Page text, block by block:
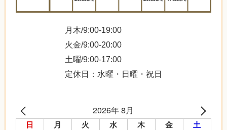
月木/9:00-19:00
火金/9:00-20:00
土曜/9:00-17:00
定休日：水曜・日曜・祝日
2026年 8月
日 月 火 水 木 金 土